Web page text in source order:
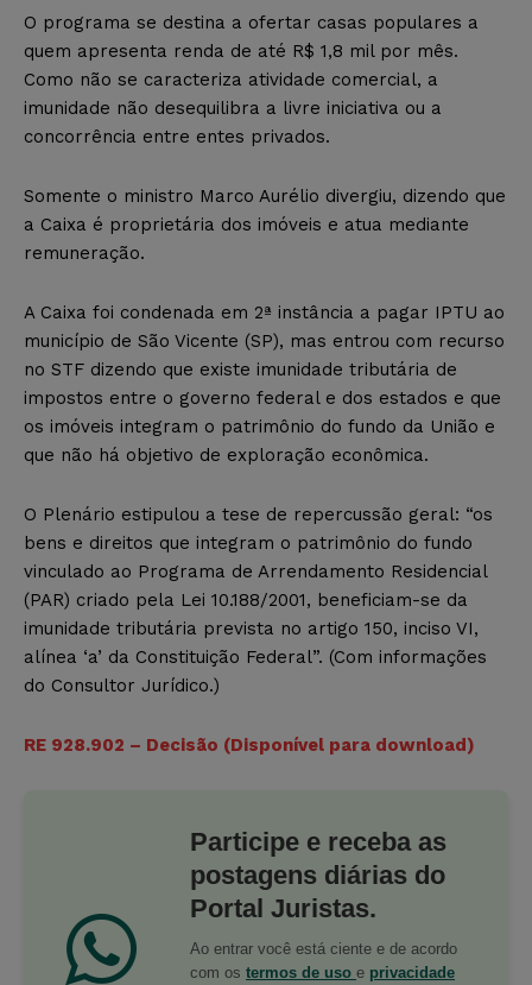
O programa se destina a ofertar casas populares a
quem apresenta renda de até R$ 1,8 mil por mês.
Como não se caracteriza atividade comercial, a
imunidade não desequilibra a livre iniciativa ou a
concorrência entre entes privados.
Somente o ministro Marco Aurélio divergiu, dizendo que
a Caixa é proprietária dos imóveis e atua mediante
remuneração.
A Caixa foi condenada em 2ª instância a pagar IPTU ao
município de São Vicente (SP), mas entrou com recurso
no STF dizendo que existe imunidade tributária de
impostos entre o governo federal e dos estados e que
os imóveis integram o patrimônio do fundo da União e
que não há objetivo de exploração econômica.
O Plenário estipulou a tese de repercussão geral: “os
bens e direitos que integram o patrimônio do fundo
vinculado ao Programa de Arrendamento Residencial
(PAR) criado pela Lei 10.188/2001, beneficiam-se da
imunidade tributária prevista no artigo 150, inciso VI,
alínea ‘a’ da Constituição Federal”. (Com informações
do Consultor Jurídico.)
RE 928.902 – Decisão (Disponível para download)
Participe e receba as
postagens diárias do
Portal Juristas.
Ao entrar você está ciente e de acordo
com os termos de uso e privacidade